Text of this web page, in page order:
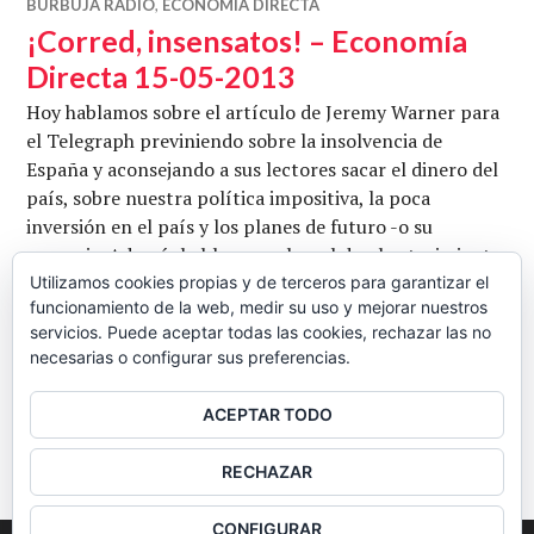
BURBUJA RADIO, ECONOMÍA DIRECTA
¡Corred, insensatos! – Economía
Directa 15-05-2013
Hoy hablamos sobre el artículo de Jeremy Warner para
el Telegraph previniendo sobre la insolvencia de
España y aconsejando a sus lectores sacar el dinero del
país, sobre nuestra política impositiva, la poca
inversión en el país y los planes de futuro -o su
ausencia. Además hablamos sobre el desabastecimiento
en los mercados de Venezuela. Con Jordi Llatzer,
Eduardo García y José Antonio Paunero. Conduce …
Seguir leyendo¡Corred, insensatos! – Economía
BARRA
LATERAL
Utilizamos cookies propias y de terceros para garantizar el
funcionamiento de la web, medir su uso y mejorar nuestros
servicios. Puede aceptar todas las cookies, rechazar las no
necesarias o configurar sus preferencias.
ACEPTAR TODO
RECHAZAR
CONFIGURAR